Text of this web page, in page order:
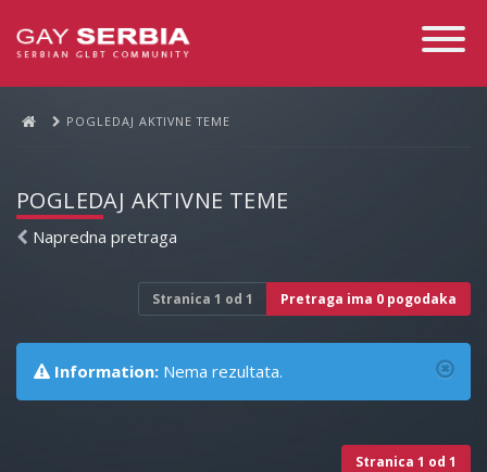
Toggle
POGLEDAJ AKTIVNE TEME
POGLEDAJ AKTIVNE TEME
Napredna pretraga
Stranica 1 od 1 Pretraga ima 0 pogodaka
Information: Nema rezultata.
Stranica 1 od 1